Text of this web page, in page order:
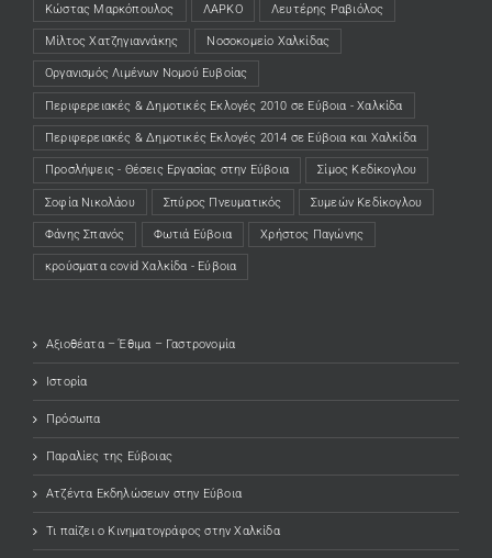
Κώστας Μαρκόπουλος ΛΑΡΚΟ Λευτέρης Ραβιόλος
Μίλτος Χατζηγιαννάκης Νοσοκομείο Χαλκίδας
Οργανισμός Λιμένων Νομού Ευβοίας
Περιφερειακές & Δημοτικές Εκλογές 2010 σε Εύβοια - Χαλκίδα
Περιφερειακές & Δημοτικές Εκλογές 2014 σε Εύβοια και Χαλκίδα
Προσλήψεις - Θέσεις Εργασίας στην Εύβοια Σίμος Κεδίκογλου
Σοφία Νικολάου Σπύρος Πνευματικός Συμεών Κεδίκογλου
Φάνης Σπανός Φωτιά Εύβοια Χρήστος Παγώνης
κρούσματα covid Χαλκίδα - Εύβοια
Αξιοθέατα – Έθιμα – Γαστρονομία
Ιστορία
Πρόσωπα
Παραλίες της Εύβοιας
Ατζέντα Εκδηλώσεων στην Εύβοια
Τι παίζει ο Κινηματογράφος στην Χαλκίδα